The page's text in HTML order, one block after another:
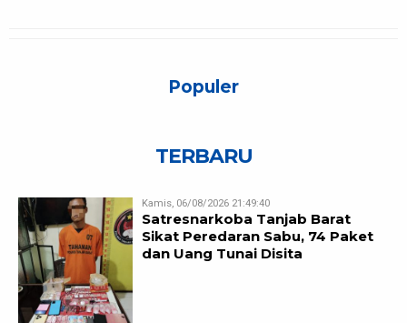
Populer
TERBARU
Kamis, 06/08/2026 21:49:40
Satresnarkoba Tanjab Barat
Sikat Peredaran Sabu, 74 Paket
dan Uang Tunai Disita